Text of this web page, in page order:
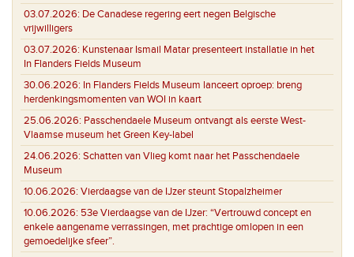
03.07.2026: De Canadese regering eert negen Belgische
vrijwilligers
03.07.2026: Kunstenaar Ismail Matar presenteert installatie in het
In Flanders Fields Museum
30.06.2026: In Flanders Fields Museum lanceert oproep: breng
herdenkingsmomenten van WOI in kaart
25.06.2026: Passchendaele Museum ontvangt als eerste West-
Vlaamse museum het Green Key-label
24.06.2026: Schatten van Vlieg komt naar het Passchendaele
Museum
10.06.2026: Vierdaagse van de IJzer steunt Stopalzheimer
10.06.2026: 53e Vierdaagse van de IJzer: “Vertrouwd concept en
enkele aangename verrassingen, met prachtige omlopen in een
gemoedelijke sfeer”.